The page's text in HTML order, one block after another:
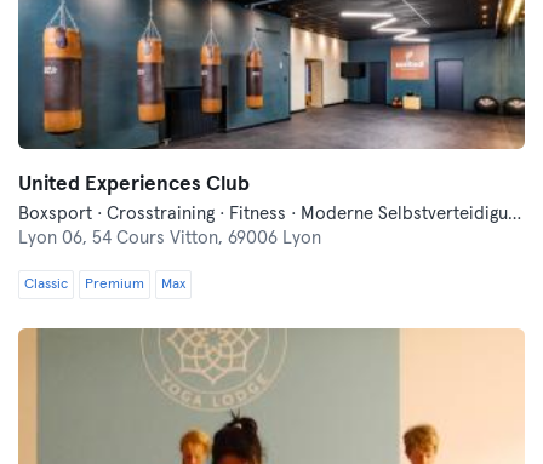
United Experiences Club
Boxsport · Crosstraining · Fitness · Moderne Selbstverteidigung · Traditionell-Asiatische Kampfkünste · Yoga
Lyon 06, 54 Cours Vitton, 69006 Lyon
Classic Premium Max